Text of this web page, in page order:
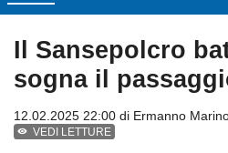
Il Sansepolcro
sogna il
12.02.2025 22:00 di Ermanno
VEDI LETTURE